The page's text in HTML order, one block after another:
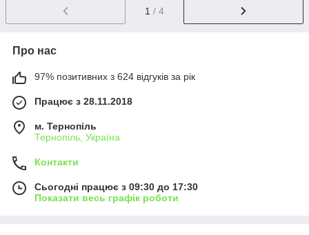
1 / 4
Про нас
97% позитивних з 624 відгуків за рік
Працює з 28.11.2018
м. Тернопіль
Тернопіль, Україна
Контакти
Сьогодні працює з 09:30 до 17:30
Показати весь графік роботи